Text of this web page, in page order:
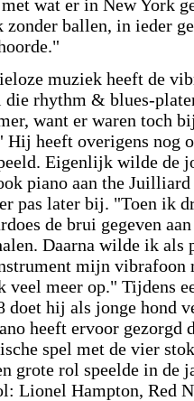
wat er in New York
zonder ballen, in ieder
muziek heeft de
die rhythm & blues-
want er waren toch
heeft overigens nog
Eigenlijk wilde de
piano aan the
pas later bij. "Toen ik
de brui gegeven
Daarna wilde ik als
mijn vibrafoon
meer op." Tijdens
doet hij als jonge hond
heeft ervoor gezorgd
spel met de vier
grote rol speelde in de
Lionel Hampton, Red